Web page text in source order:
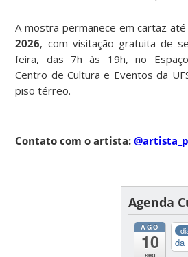
A mostra permanece em cartaz até
2026, com visitação gratuita de
feira, das 7h às 19h, no
Centro de Cultura e Eventos da
piso térreo.
Contato com o artista:
Agenda
AGO
10
seg
da